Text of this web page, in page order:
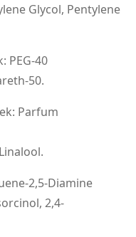
Glycol, Pentylene
PEG-40
50.
Parfum
2,5-Diamine
2,4-